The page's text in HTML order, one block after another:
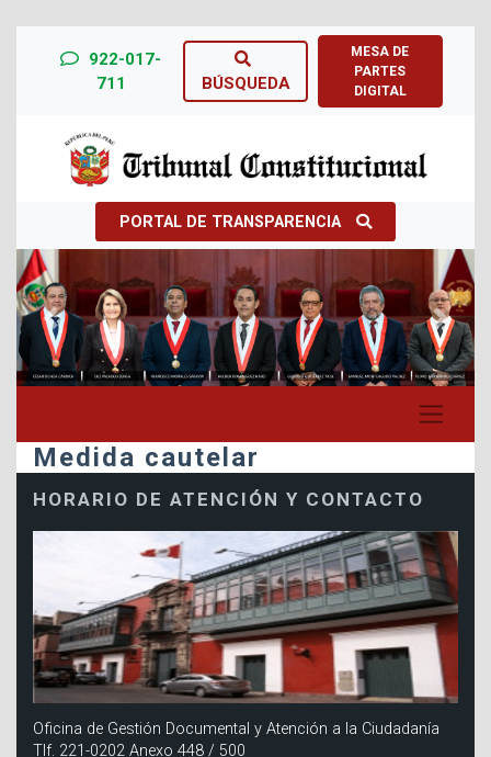
922-017-
711
BÚSQUEDA
MESA DE
PARTES
DIGITAL
PORTAL DE TRANSPARENCIA
Previous Next
Medida cautelar
HORARIO DE ATENCIÓN Y CONTACTO
Oficina de Gestión Documental y Atención a la Ciudadanía
Tlf. 221-0202 Anexo 448 / 500